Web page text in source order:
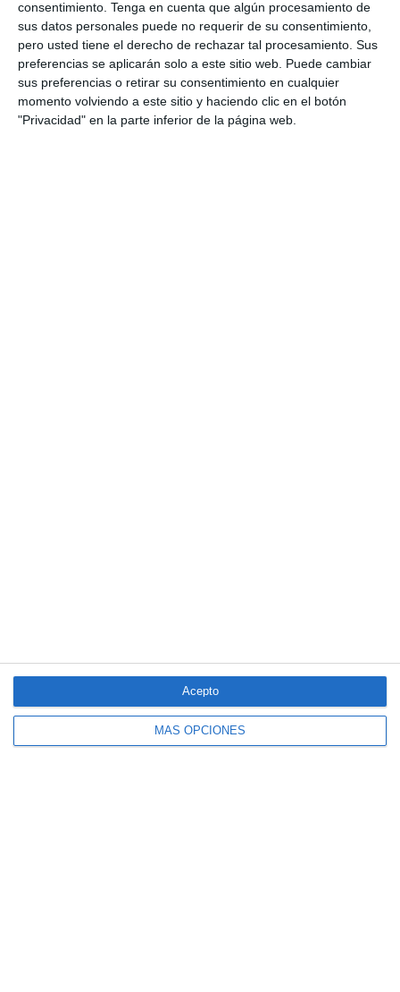
consentimiento. Tenga en cuenta que algún procesamiento de
sus datos personales puede no requerir de su consentimiento,
pero usted tiene el derecho de rechazar tal procesamiento. Sus
preferencias se aplicarán solo a este sitio web. Puede cambiar
sus preferencias o retirar su consentimiento en cualquier
momento volviendo a este sitio y haciendo clic en el botón
"Privacidad" en la parte inferior de la página web.
MÁS OPCIONES
Acepto
Si quiere recibir diariamente y GRATIS noticias como
esta, pinche aquí.
LO ÚLTIMO